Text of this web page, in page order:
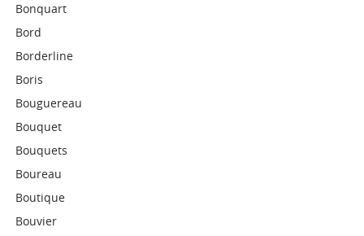
Bonquart
Bord
Borderline
Boris
Bouguereau
Bouquet
Bouquets
Boureau
Boutique
Bouvier